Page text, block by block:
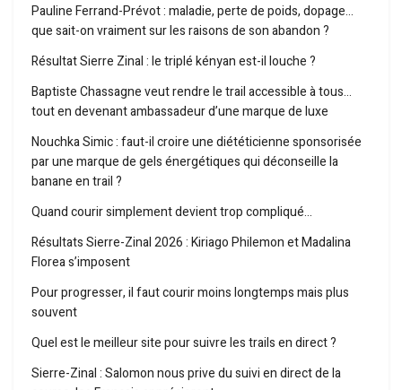
Pauline Ferrand-Prévot : maladie, perte de poids, dopage…
que sait-on vraiment sur les raisons de son abandon ?
Résultat Sierre Zinal : le triplé kényan est-il louche ?
Baptiste Chassagne veut rendre le trail accessible à tous…
tout en devenant ambassadeur d’une marque de luxe
Nouchka Simic : faut-il croire une diététicienne sponsorisée
par une marque de gels énergétiques qui déconseille la
banane en trail ?
Quand courir simplement devient trop compliqué…
Résultats Sierre-Zinal 2026 : Kiriago Philemon et Madalina
Florea s’imposent
Pour progresser, il faut courir moins longtemps mais plus
souvent
Quel est le meilleur site pour suivre les trails en direct ?
Sierre-Zinal : Salomon nous prive du suivi en direct de la